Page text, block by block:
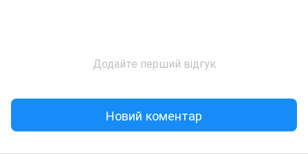
Додайте перший відгук
Новий коментар